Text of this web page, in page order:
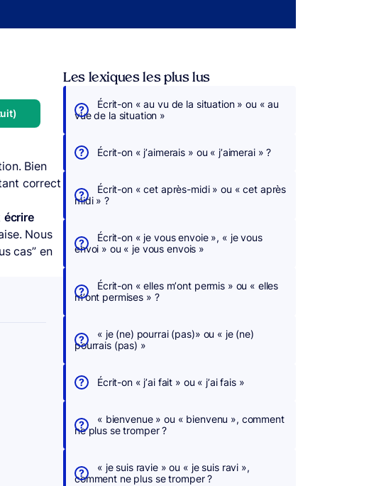
Bien
correct
écrire
Nous
cas” en
Les lexiques les plus lus
Écrit-on « au vu de la situation » ou « au
vue de la situation »
Écrit-on « j’aimerais » ou « j’aimerai » ?
Écrit-on « cet après-midi » ou « cet après
midi » ?
Écrit-on « je vous envoie », « je vous
envoi » ou « je vous envois »
Écrit-on « elles m’ont permis » ou « elles
m’ont permises » ?
« je (ne) pourrai (pas)» ou « je (ne)
pourrais (pas) »
Écrit-on « j’ai fait » ou « j’ai fais »
« bienvenue » ou « bienvenu », comment
ne plus se tromper ?
« je suis ravie » ou « je suis ravi »,
comment ne plus se tromper ?